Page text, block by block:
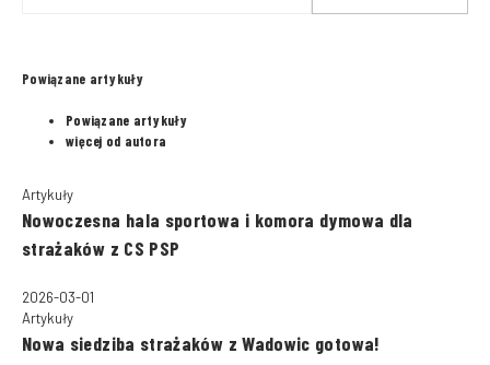
Powiązane artykuły
Powiązane artykuły
więcej od autora
Artykuły
Nowoczesna hala sportowa i komora dymowa dla
strażaków z CS PSP
2026-03-01
Artykuły
Nowa siedziba strażaków z Wadowic gotowa!